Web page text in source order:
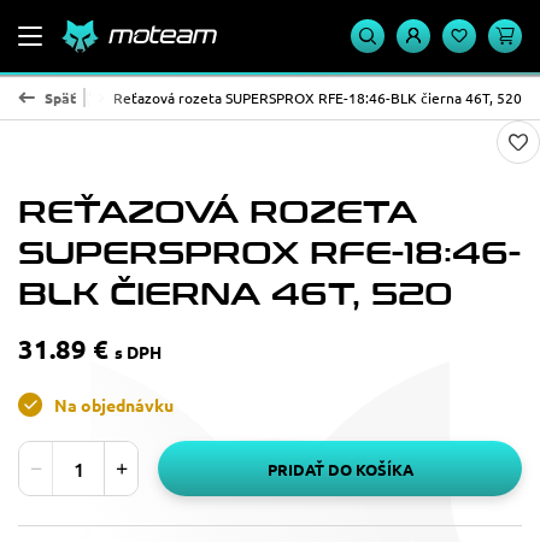
Späť
- oceľ Reťazová rozeta SUPERSPROX RFE-18:46-BLK čierna 46T, 520
REŤAZOVÁ ROZETA
SUPERSPROX RFE-18:46-
BLK ČIERNA 46T, 520
31.89 € s DPH
Na objednávku
PRIDAŤ DO KOŠÍKA